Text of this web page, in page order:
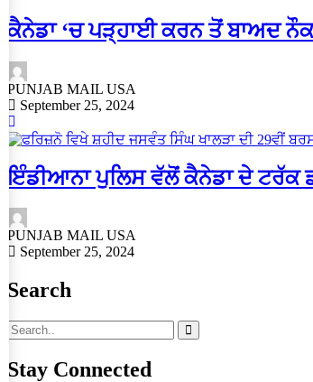
ਕੈਨੇਡਾ ‘ਚ ਪੜ੍ਹਾਈ ਕਰਨ ਤੋਂ ਬਾਅਦ
PUNJAB MAIL USA
September 25, 2024
ਇੰਡੀਆਨਾ ਪੁਲਿਸ ਵੱਲੋਂ ਕੈਨੇਡਾ ਦੇ ਟਰੱਕ
PUNJAB MAIL USA
September 25, 2024
Search
Stay Connected